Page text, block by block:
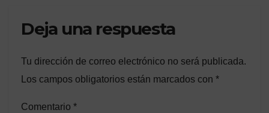
Deja una respuesta
Tu dirección de correo electrónico no será publicada.
Los campos obligatorios están marcados con *
Comentario *